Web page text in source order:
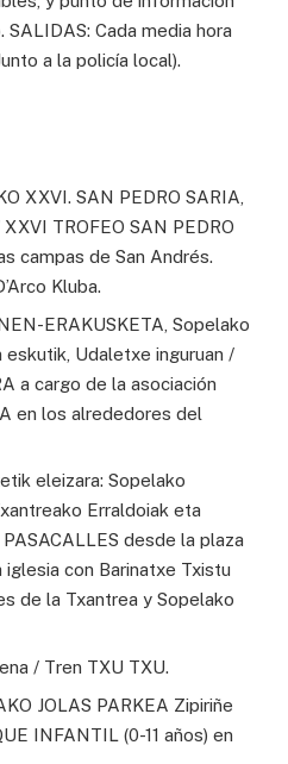
Cada media hora
a la policía local).
XXVI. SAN PEDRO SARIA,
TROFEO SAN PEDRO
campas de San Andrés.
Kluba.
ERAKUSKETA, Sopelako
Udaletxe inguruan /
a cargo de la asociación
en los alrededores del
eleizara: Sopelako
Erraldoiak eta
desde la plaza
con Barinatxe Txistu
de la Txantrea y Sopelako
/ Tren TXU TXU.
JOLAS PARKEA Zipiriñe
INFANTIL (0-11 años) en